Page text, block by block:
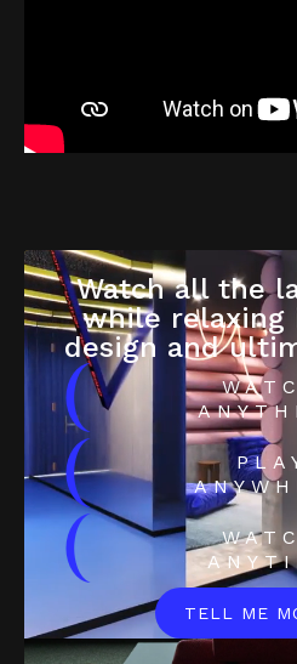
Watch all the
while relaxing
design and
(
(
(
TELL ME